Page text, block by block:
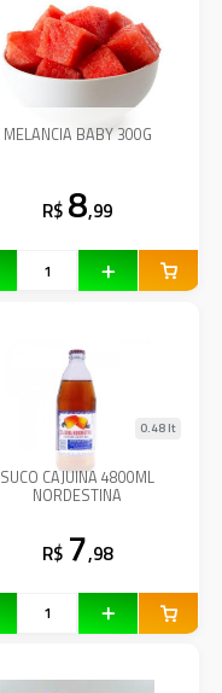
MELANCIA BABY 300G
R$ 8,99
SUCO CAJUINA 4800ML
NORDESTINA
0.48 lt
R$ 7,98